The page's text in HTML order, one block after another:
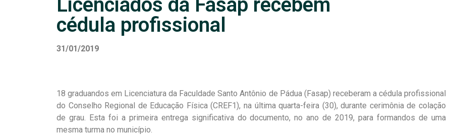
Licenciados da Fasap recebem
cédula profissional
31/01/2019
18 graduandos em Licenciatura da Faculdade Santo Antônio de Pádua (Fasap) receberam a cédula profissional
do Conselho Regional de Educação Física (CREF1), na última quarta-feira (30), durante cerimônia de colação
de grau. Esta foi a primeira entrega significativa do documento, no ano de 2019, para formandos de uma
mesma turma no município.